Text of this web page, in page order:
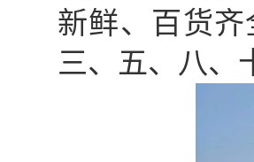
新鲜、百货
三、五、八、